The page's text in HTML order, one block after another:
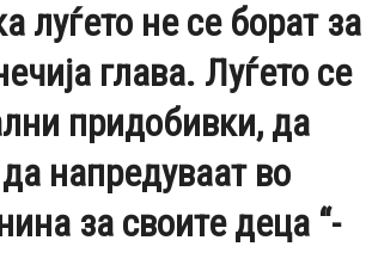
луѓето не се борат за
глава. Луѓето се
придобивки, да
напредуваат во
за своите деца “-